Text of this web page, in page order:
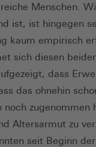
Menschen.
ist, ist hingegen
kaum empirisch
sich diesen
dass
das ohnehin
zugenommen
Altersarmut zu
seit Beginn